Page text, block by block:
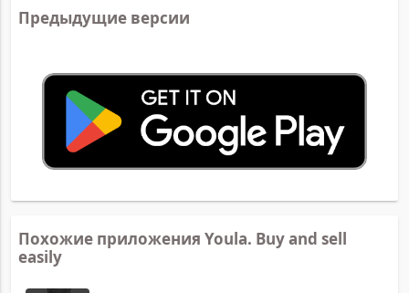
Предыдущие версии
Похожие приложения Youla. Buy and sell
easily